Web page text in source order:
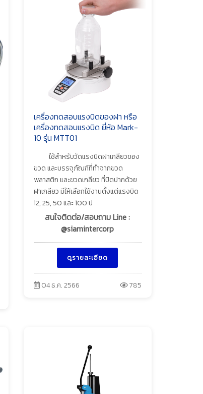
เครื่องทดสอบแรงบิดของฝา หรือ
เครื่องทดสอบแรงบิด ยี่ห้อ Mark-
10 รุ่น MTT01
ใช้สำหรับวัดแรงบิดฝาเกลียวของ
ขวด และบรรจุภัณฑ์ที่ทำจากขวด
พลาสติก และขวดเกลียว ที่ปิดปากด้วย
ฝาเกลียว มีให้เลือกใช้งานตั้งแต่แรงบิด
12, 25, 50 และ 100 ป
สนใจติดต่อ/สอบถาม Line :
@siamintercorp
ดูรายละเอียด
04 ธ.ค. 2566 785